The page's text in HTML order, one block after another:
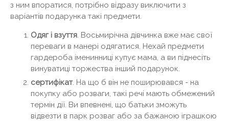
з ним впоратися, потрібно відразу виключити з
варіантів подарунка такі предмети.
Одяг і взуття. Восьмирічна дівчинка вже має свої
переваги в манері одягатися. Нехай предмети
гардероба іменинниці купує мама, а ви піднесіть
винуватиці торжества інший подарунок.
сертифікат. На що б він не поширювався - на
покупку або розваги, такі речі мають обмежений
термін дії. Ви впевнені, що батьки зможуть
відвезти в парк розваг або за бажаною іграшкою